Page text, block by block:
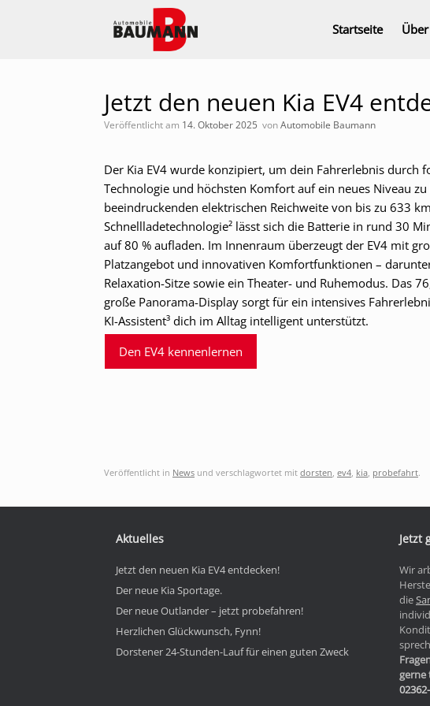
Startseite
Jetzt den neuen Kia EV4
Veröffentlicht am 14. Oktober 2025 vonAutomobile Baumann
Der Kia EV4 wurde konzipiert, um dein Fahrerlebnis durch
Technologie und höchsten Komfort auf ein neues Niveau
beeindruckenden elektrischen Reichweite von bis zu 633
Schnellladetechnologie² lässt sich die Batterie in rund 30
auf 80 % aufladen. Im Innenraum überzeugt der EV4 mit
Platzangebot und innovativen Komfortfunktionen –
Relaxation-Sitze sowie ein Theater- und Ruhemodus. Das
große Panorama-Display sorgt für ein intensives
KI-Assistent³ dich im Alltag intelligent unterstützt.
Den EV4 kennenlernen
Veröffentlicht in News und verschlagwortet mit dorsten, ev4, kia, probefahrt.
Aktuelles
Jetzt den neuen Kia EV4 entdecken!
Der neue Kia Sportage.
Der neue Outlander – jetzt probefahren!
Herzlichen Glückwunsch, Fynn!
Dorstener 24-Stunden-Lauf für einen guten Zweck
Jetzt
Wir
die
gerne